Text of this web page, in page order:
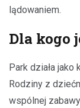
lądowaniem.
Dla kogo
Park działa
Rodziny z
wspólnej